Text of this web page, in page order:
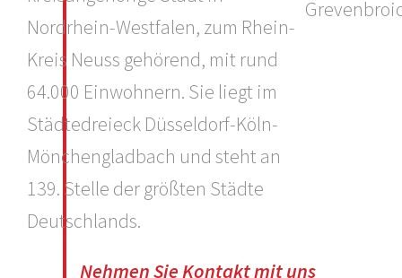
Nordrhein-Westfalen, zum Rhein-
Kreis Neuss gehörend, mit rund
64.000 Einwohnern. Sie liegt im
Städtedreieck Düsseldorf-Köln-
Mönchengladbach und steht an
139. Stelle der größten Städte
Deutschlands.
Nehmen Sie Kontakt mit uns